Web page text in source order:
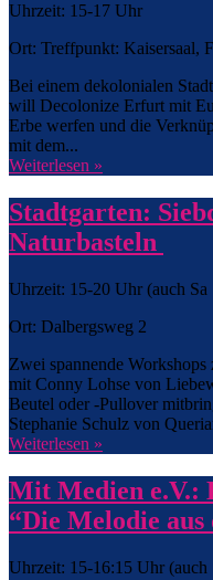
Uhrzeit: 15-17 Uhr
Ort: Treffpunkt: Kaisersaal,
Bei einem dekolonialen
will Decolonize Erfurt mit
Erbe werfen und die
mit dem...
Weiterlesen »
Stadtgarten:
Naturbasteln
Uhrzeit: 15-20 Uhr (auch
Ort: Dalbergsweg 2
Zwei spannende
mit Conny Lohse von
Beutel oder -Pullover
Stephanie Schulz von
Weiterlesen »
Mit Medien
“Die Melodie
Uhrzeit: 15-16:15 Uhr (auch